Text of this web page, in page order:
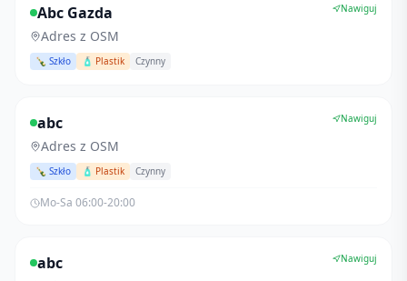
Abc Gazda
Adres z OSM
🍾 Szkło 🧴 Plastik Czynny
Nawiguj
abc
Adres z OSM
🍾 Szkło 🧴 Plastik Czynny
Nawiguj
Mo-Sa 06:00-20:00
abc Nawiguj